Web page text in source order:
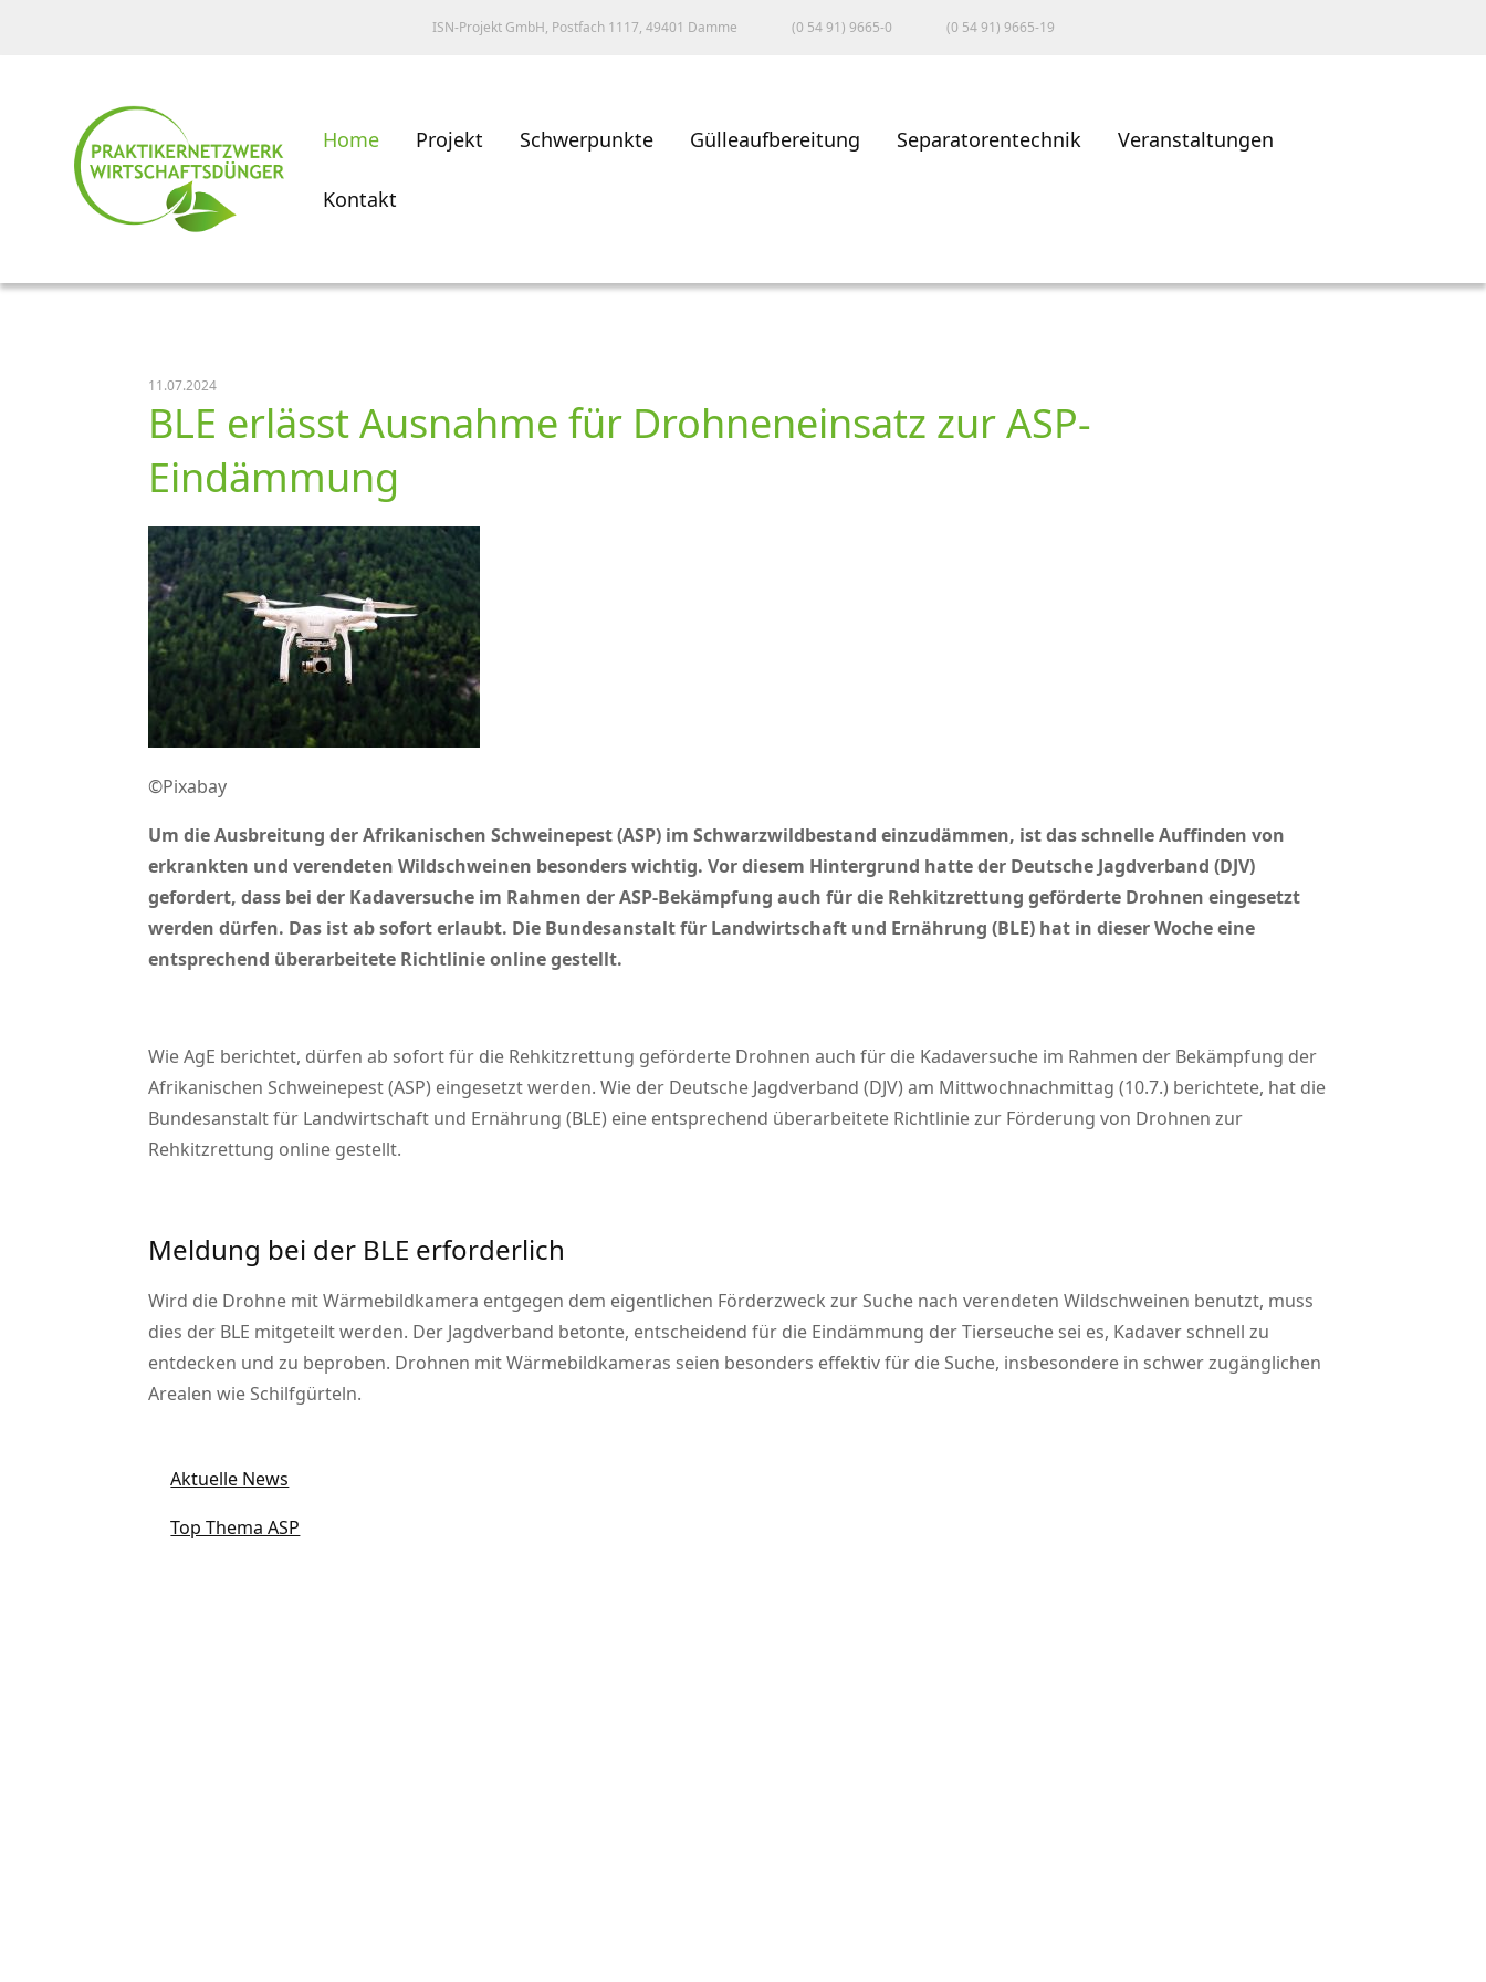
ISN-Projekt GmbH, Postfach 1117, 49401 Damme (0 54 91) 9665-0 (0 54 91) 9665-19
Home Projekt Schwerpunkte Gülleaufbereitung Separatorentechnik Veranstaltungen
Kontakt
11.07.2024
BLE erlässt Ausnahme für Drohneneinsatz zur ASP-
Eindämmung
©Pixabay
Um die Ausbreitung der Afrikanischen Schweinepest (ASP) im Schwarzwildbestand einzudämmen, ist das schnelle Auffinden von
erkrankten und verendeten Wildschweinen besonders wichtig. Vor diesem Hintergrund hatte der Deutsche Jagdverband (DJV)
gefordert, dass bei der Kadaversuche im Rahmen der ASP-Bekämpfung auch für die Rehkitzrettung geförderte Drohnen eingesetzt
werden dürfen. Das ist ab sofort erlaubt. Die Bundesanstalt für Landwirtschaft und Ernährung (BLE) hat in dieser Woche eine
entsprechend überarbeitete Richtlinie online gestellt.
Wie AgE berichtet, dürfen ab sofort für die Rehkitzrettung geförderte Drohnen auch für die Kadaversuche im Rahmen der Bekämpfung der
Afrikanischen Schweinepest (ASP) eingesetzt werden. Wie der Deutsche Jagdverband (DJV) am Mittwochnachmittag (10.7.) berichtete, hat die
Bundesanstalt für Landwirtschaft und Ernährung (BLE) eine entsprechend überarbeitete Richtlinie zur Förderung von Drohnen zur
Rehkitzrettung online gestellt.
Meldung bei der BLE erforderlich
Wird die Drohne mit Wärmebildkamera entgegen dem eigentlichen Förderzweck zur Suche nach verendeten Wildschweinen benutzt, muss
dies der BLE mitgeteilt werden. Der Jagdverband betonte, entscheidend für die Eindämmung der Tierseuche sei es, Kadaver schnell zu
entdecken und zu beproben. Drohnen mit Wärmebildkameras seien besonders effektiv für die Suche, insbesondere in schwer zugänglichen
Arealen wie Schilfgürteln.
Aktuelle News
Top Thema ASP